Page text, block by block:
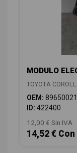
MODULO
TOYOTA
OEM:
ID: 422400
12,00 € Sin IVA
14,52 € Con